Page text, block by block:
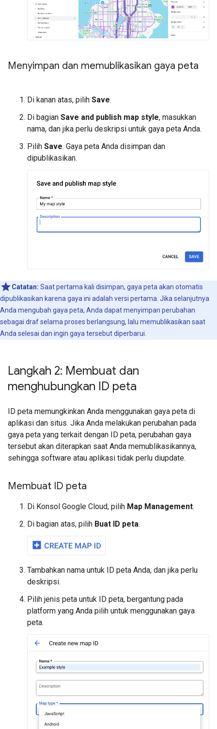
Menyimpan dan memublikasikan gaya peta
Di kanan atas, pilih Save.
Di bagian Save and publish map style, masukkan
nama, dan jika perlu deskripsi untuk gaya peta Anda.
Pilih Save. Gaya peta Anda disimpan dan
dipublikasikan.
Catatan: Saat pertama kali disimpan, gaya peta akan otomatis
dipublikasikan karena gaya ini adalah versi pertama. Jika selanjutnya
Anda mengubah gaya peta, Anda dapat menyimpan perubahan
sebagai draf selama proses berlangsung, lalu memublikasikan saat
Anda selesai dan ingin gaya tersebut diperbarui.
Langkah 2: Membuat dan
menghubungkan ID peta
ID peta memungkinkan Anda menggunakan gaya peta di
aplikasi dan situs. Jika Anda melakukan perubahan pada
gaya peta yang terkait dengan ID peta, perubahan gaya
tersebut akan diterapkan saat Anda memublikasikannya,
sehingga software atau aplikasi tidak perlu diupdate.
Membuat ID peta
Di Konsol Google Cloud, pilih Map Management.
Di bagian atas, pilih Buat ID peta.
Tambahkan nama untuk ID peta Anda, dan jika perlu
deskripsi.
Pilih jenis peta untuk ID peta, bergantung pada
platform yang Anda pilih untuk menggunakan gaya
peta.